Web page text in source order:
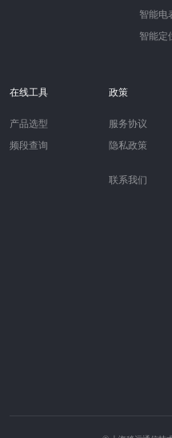
智能电
智能定
在线工具
产品选型
频段查询
政策
服务协议
隐私政策
联系我们